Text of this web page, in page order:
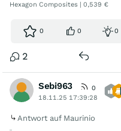
Hexagon Composites | 0,539 €
0 0 0
2
Sebi963
0
18.11.25 17:39:28
Antwort auf Maurinio